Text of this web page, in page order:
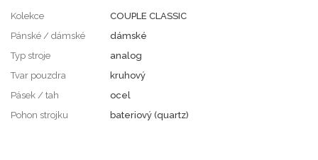
Kolekce
COUPLE CLASSIC
Pánské / dámské
dámské
Typ stroje
analog
Tvar pouzdra
kruhový
Pásek / tah
ocel
Pohon strojku
bateriový (quartz)